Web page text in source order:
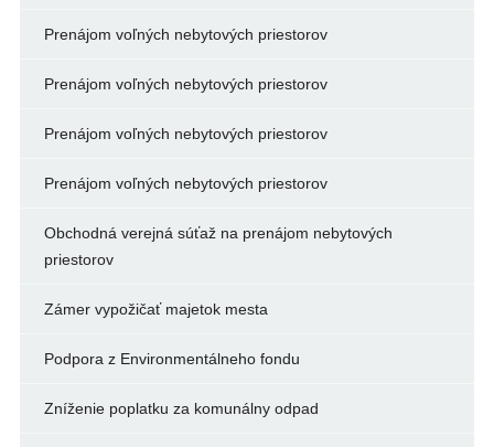
Prenájom voľných nebytových priestorov
Prenájom voľných nebytových priestorov
Prenájom voľných nebytových priestorov
Prenájom voľných nebytových priestorov
Obchodná verejná súťaž na prenájom nebytových
priestorov
Zámer vypožičať majetok mesta
Podpora z Environmentálneho fondu
Zníženie poplatku za komunálny odpad